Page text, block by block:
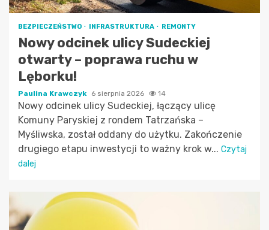
BEZPIECZEŃSTWO INFRASTRUKTURA REMONTY
Nowy odcinek ulicy Sudeckiej
otwarty – poprawa ruchu w
Lęborku!
Paulina Krawczyk 6 sierpnia 2026 14
Nowy odcinek ulicy Sudeckiej, łączący ulicę
Komuny Paryskiej z rondem Tatrzańska –
Myśliwska, został oddany do użytku. Zakończenie
drugiego etapu inwestycji to ważny krok w... Czytaj
dalej